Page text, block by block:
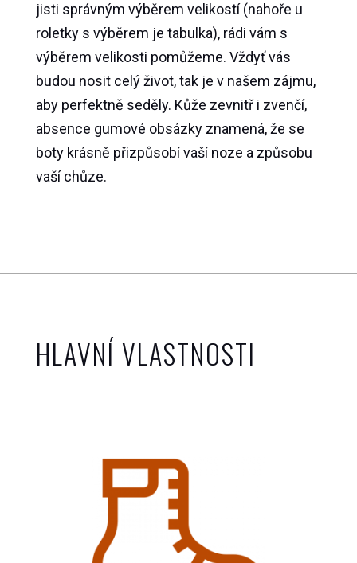
jisti správným výběrem velikostí (nahoře u
roletky s výběrem je tabulka), rádi vám s
výběrem velikosti pomůžeme. Vždyť vás
budou nosit celý život, tak je v našem zájmu,
aby perfektně seděly. Kůže zevnitř i zvenčí,
absence gumové obsázky znamená, že se
boty krásně přizpůsobí vaší noze a způsobu
vaší chůze.
HLAVNÍ VLASTNOSTI